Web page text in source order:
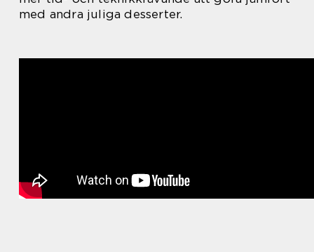
med andra juliga desserter.